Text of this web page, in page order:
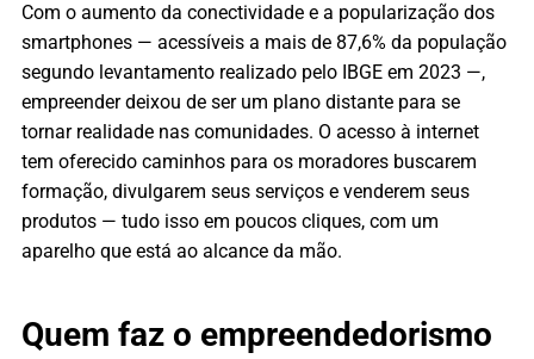
Com o aumento da conectividade e a popularização dos
smartphones — acessíveis a mais de 87,6% da população
segundo levantamento realizado pelo IBGE em 2023 —,
empreender deixou de ser um plano distante para se
tornar realidade nas comunidades. O acesso à internet
tem oferecido caminhos para os moradores buscarem
formação, divulgarem seus serviços e venderem seus
produtos — tudo isso em poucos cliques, com um
aparelho que está ao alcance da mão.
Quem faz o empreendedorismo